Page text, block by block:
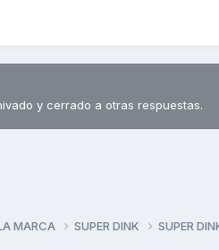
y cerrado a otras respuestas.
MARCA SUPER DINK SUPER